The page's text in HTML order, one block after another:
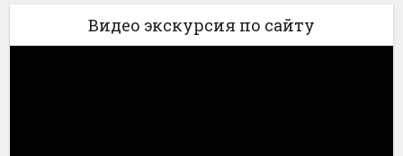
Видео экскурсия по сайту